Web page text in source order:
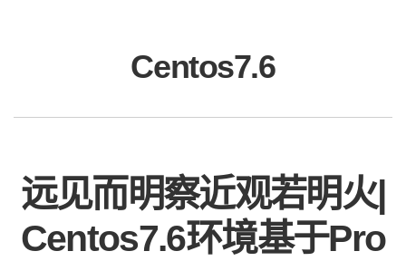
Centos7.6
远见而明察近观若明火|
Centos7.6环境基于Pro